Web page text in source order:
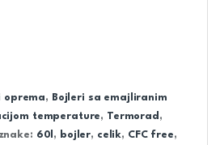
oprema,
Bojleri sa emajliranim
temperature, Termorad ,
60l , bojler, celik, CFC free,